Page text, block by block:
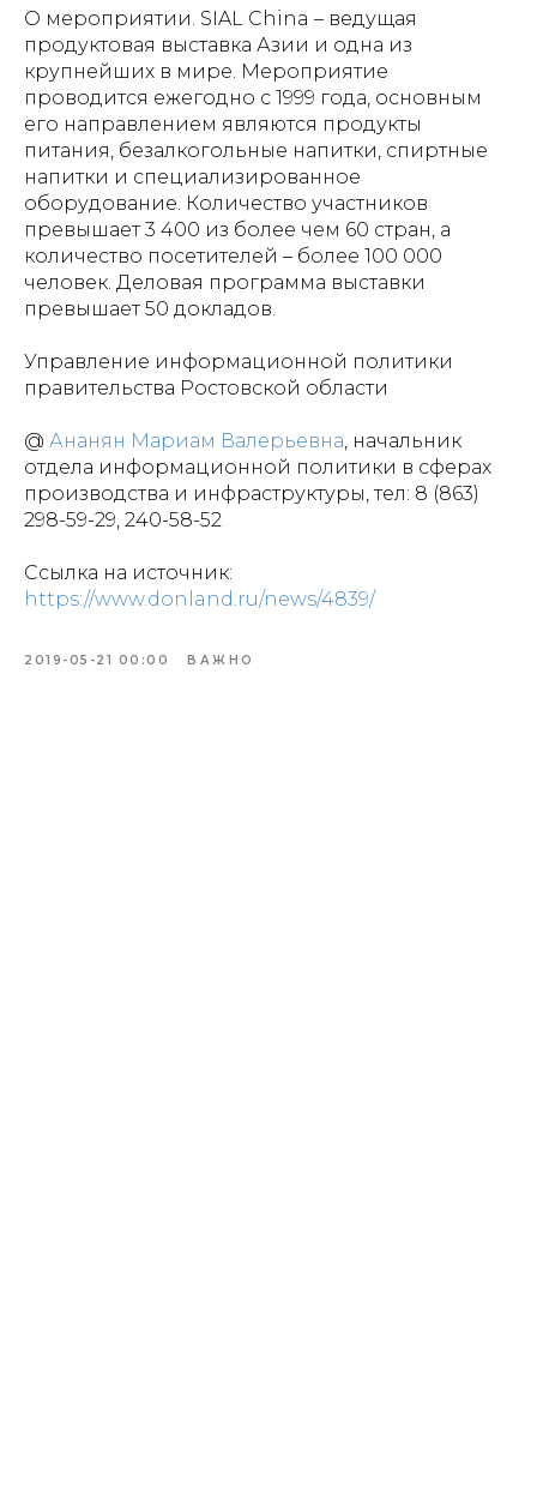
О мероприятии. SIAL China – ведущая
продуктовая выставка Азии и одна из
крупнейших в мире. Мероприятие
проводится ежегодно с 1999 года, основным
его направлением являются продукты
питания, безалкогольные напитки, спиртные
напитки и специализированное
оборудование. Количество участников
превышает 3 400 из более чем 60 стран, а
количество посетителей – более 100 000
человек. Деловая программа выставки
превышает 50 докладов.
Управление информационной политики
правительства Ростовской области
@ Ананян Мариам Валерьевна, начальник
отдела информационной политики в сферах
производства и инфраструктуры, тел: 8 (863)
298-59-29, 240-58-52
Ссылка на источник:
https://www.donland.ru/news/4839/
2019-05-21 00:00 ВАЖНО